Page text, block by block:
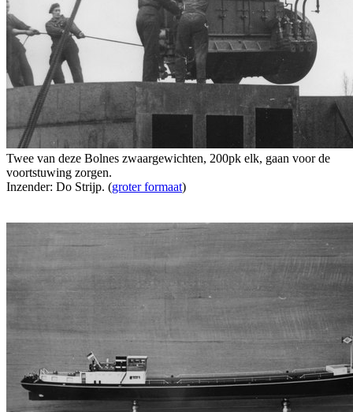
Twee van deze Bolnes zwaargewichten, 200pk elk, gaan voor de
voortstuwing zorgen.
Inzender: Do Strijp. (groter formaat)